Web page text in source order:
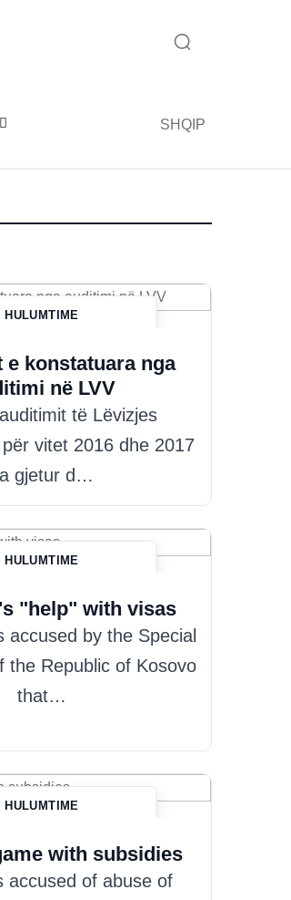
SHQIP
HULUMTIME
e konstatuara nga
në LVV
të Lëvizjes
vitet 2016 dhe 2017
gjetur d…
HULUMTIME
"help" with visas
accused by the Special
the Republic of Kosovo
that…
HULUMTIME
with subsidies
accused of abuse of